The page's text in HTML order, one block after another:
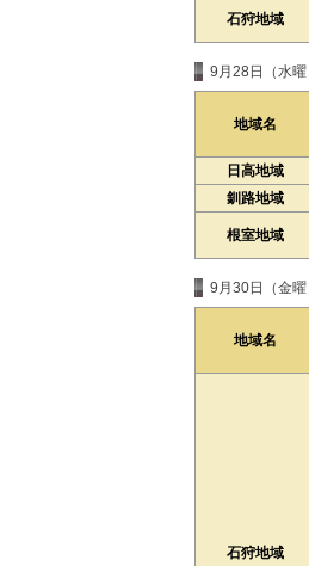
石狩地域
9月28日（水曜
地域名
日高地域
釧路地域
根室地域
9月30日（金曜
地域名
石狩地域